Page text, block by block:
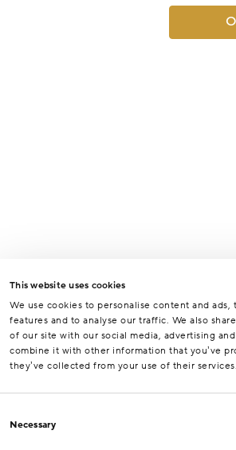
This website uses cookies
We use cookies to personalise content and ads,
features and to analyse our traffic. We also
of our site with our social media, advertising
combine it with other information that you’ve
they’ve collected from your use of their services.
Selection
Necessary